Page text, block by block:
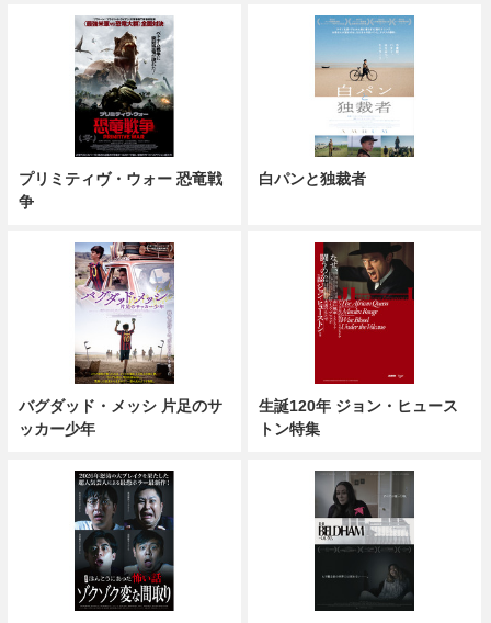
プリミティヴ・ウォー 恐竜戦
争
白パンと独裁者
バグダッド・メッシ 片足のサ
ッカー少年
生誕120年 ジョン・ヒュース
トン特集